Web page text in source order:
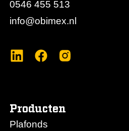
0546 455 513
info@obimex.nl
Producten
Plafonds